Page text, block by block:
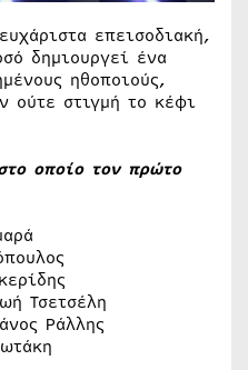
επεισοδιακή,
δημιουργεί ένα
ηθοποιούς,
ούτε στιγμή το κέφι
οποίο τον πρώτο
Τσετσέλη
Ράλλης